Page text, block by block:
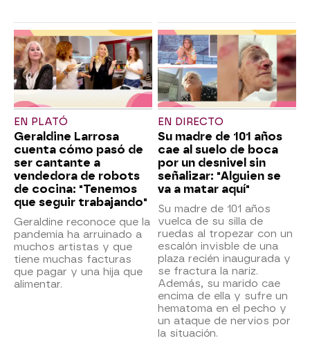
EN PLATÓ
Geraldine Larrosa
cuenta cómo pasó de
ser cantante a
vendedora de robots
de cocina: "Tenemos
que seguir trabajando"
Geraldine reconoce que la
pandemia ha arruinado a
muchos artistas y que
tiene muchas facturas
que pagar y una hija que
alimentar.
EN DIRECTO
Su madre de 101 años
cae al suelo de boca
por un desnivel sin
señalizar: "Alguien se
va a matar aquí"
Su madre de 101 años
vuelca de su silla de
ruedas al tropezar con un
escalón invisble de una
plaza recién inaugurada y
se fractura la nariz.
Además, su marido cae
encima de ella y sufre un
hematoma en el pecho y
un ataque de nervios por
la situación.